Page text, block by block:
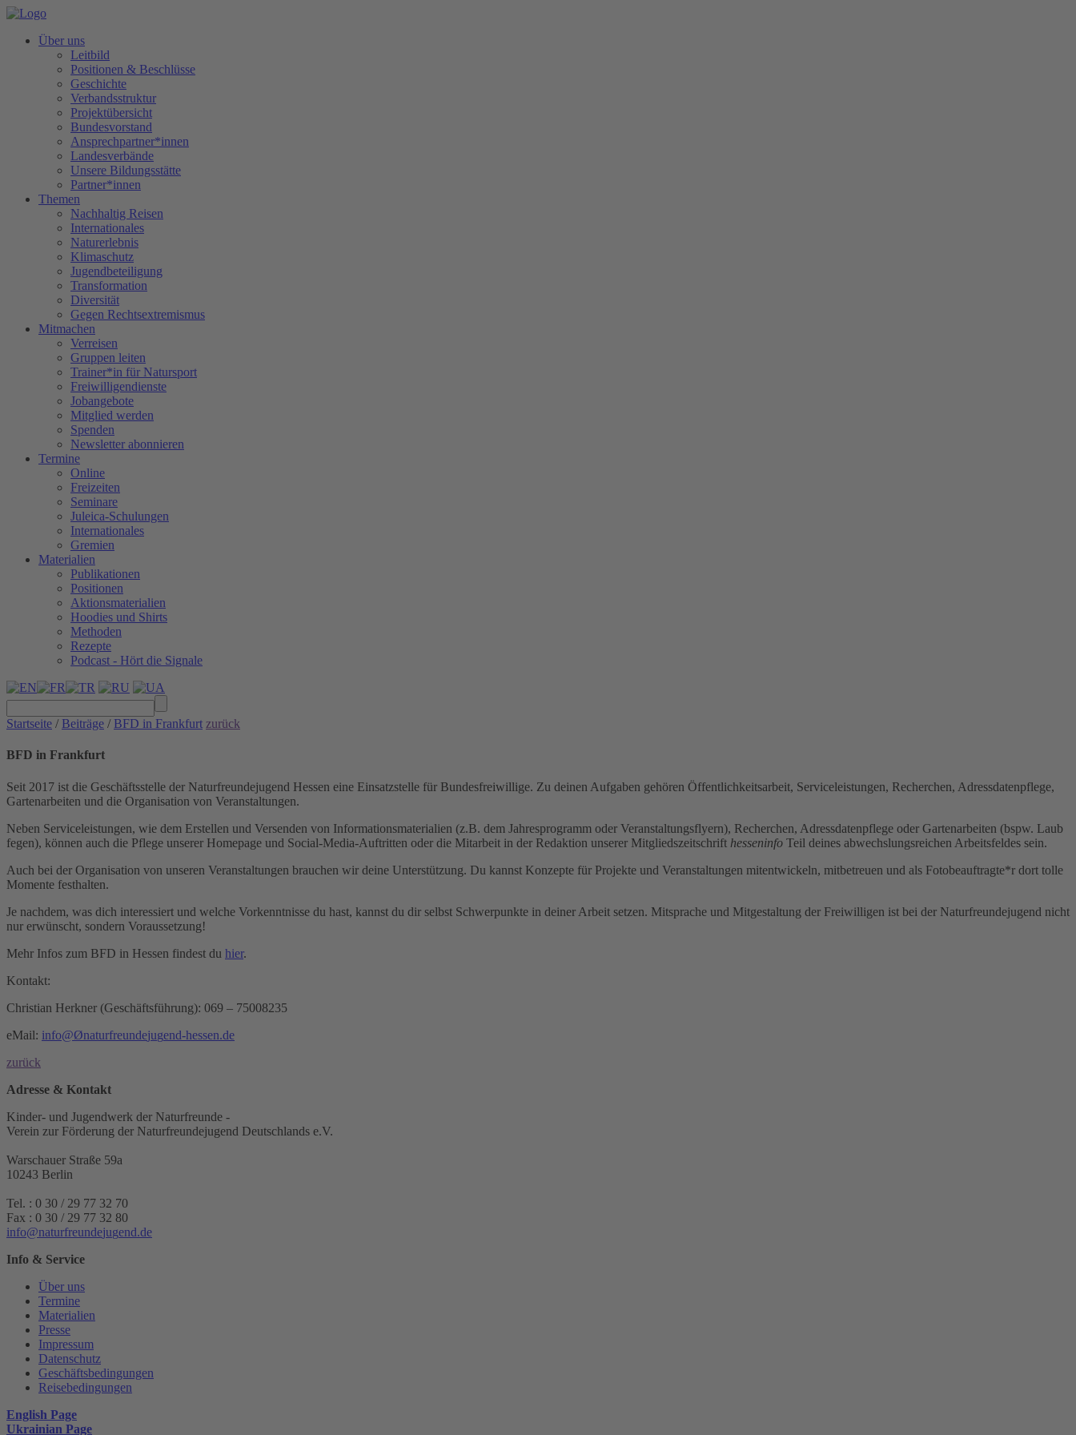
Über uns
Leitbild
Positionen & Beschlüsse
Geschichte
Verbandsstruktur
Projektübersicht
Bundesvorstand
Ansprechpartner*innen
Landesverbände
Unsere Bildungsstätte
Partner*innen
Themen
Nachhaltig Reisen
Internationales
Naturerlebnis
Klimaschutz
Jugendbeteiligung
Transformation
Diversität
Gegen Rechtsextremismus
Mitmachen
Verreisen
Gruppen leiten
Trainer*in für Natursport
Freiwilligendienste
Jobangebote
Mitglied werden
Spenden
Newsletter abonnieren
Termine
Online
Freizeiten
Seminare
Juleica-Schulungen
Internationales
Gremien
Materialien
Publikationen
Positionen
Aktionsmaterialien
Hoodies und Shirts
Methoden
Rezepte
Podcast - Hört die Signale
Startseite / Beiträge / BFD in Frankfurt zurück
BFD in Frankfurt
Seit 2017 ist die Geschäftsstelle der Naturfreundejugend Hessen eine Einsatzstelle für Bundesfreiwillige. Zu deinen Aufgaben gehören Öffentlichkeitsarbeit, Serviceleistungen, Recherchen, Adressdatenpflege,
Gartenarbeiten und die Organisation von Veranstaltungen.
Neben Serviceleistungen, wie dem Erstellen und Versenden von Informationsmaterialien (z.B. dem Jahresprogramm oder Veranstaltungsflyern), Recherchen, Adressdatenpflege oder Gartenarbeiten (bspw. Laub
fegen), können auch die Pflege unserer Homepage und Social-Media-Auftritten oder die Mitarbeit in der Redaktion unserer Mitgliedszeitschrift hesseninfo Teil deines abwechslungsreichen Arbeitsfeldes sein.
Auch bei der Organisation von unseren Veranstaltungen brauchen wir deine Unterstützung. Du kannst Konzepte für Projekte und Veranstaltungen mitentwickeln, mitbetreuen und als Fotobeauftragte*r dort tolle
Momente festhalten.
Je nachdem, was dich interessiert und welche Vorkenntnisse du hast, kannst du dir selbst Schwerpunkte in deiner Arbeit setzen. Mitsprache und Mitgestaltung der Freiwilligen ist bei der Naturfreundejugend nicht
nur erwünscht, sondern Voraussetzung!
Mehr Infos zum BFD in Hessen findest du hier.
Kontakt:
Christian Herkner (Geschäftsführung): 069 – 75008235
eMail: info Ønaturfreundejugend-hessen.de
zurück
Adresse & Kontakt
Kinder- und Jugendwerk der Naturfreunde -
Verein zur Förderung der Naturfreundejugend Deutschlands e.V.
Warschauer Straße 59a
10243 Berlin
Tel. : 0 30 / 29 77 32 70
Fax : 0 30 / 29 77 32 80
info naturfreundejugend.de
Info & Service
Über uns
Termine
Materialien
Presse
Impressum
Datenschutz
Geschäftsbedingungen
Reisebedingungen
English Page
Ukrainian Page